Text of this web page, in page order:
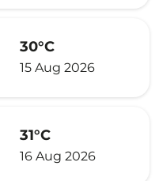
30°C
15 Aug 2026
31°C
16 Aug 2026